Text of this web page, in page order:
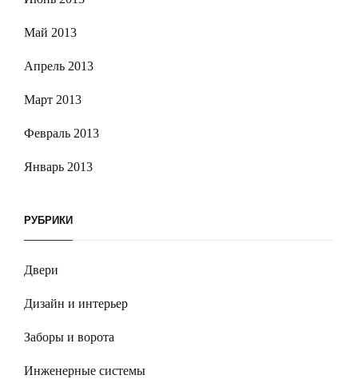
Май 2013
Апрель 2013
Март 2013
Февраль 2013
Январь 2013
РУБРИКИ
Двери
Дизайн и интерьер
Заборы и ворота
Инженерные системы